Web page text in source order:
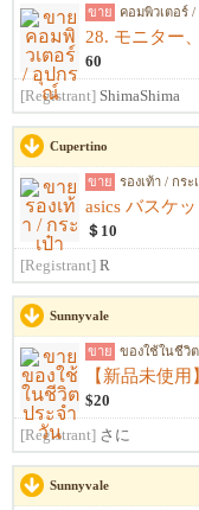
ขาย คอมพิวเตอร์
60
[Registrant] ShimaShima
Cupertino
ขาย รองเท้า / กระ
asics バスケ
＄10
[Registrant] R
Sunnyvale
ขาย ของใช้ในชีวิ
【新品未使
$20
[Registrant] さに
Sunnyvale